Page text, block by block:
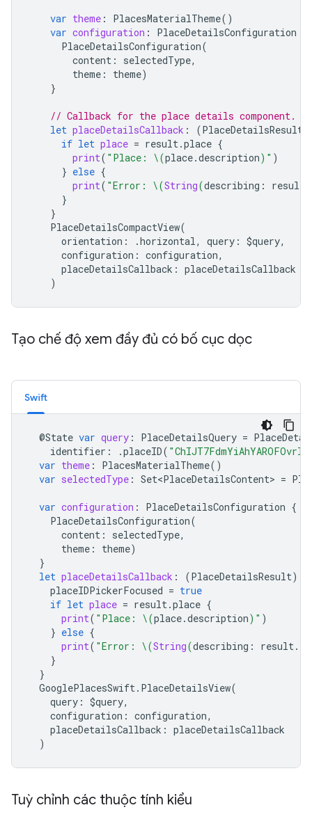
var theme : PlacesMaterialTheme()
var configuration : PlaceDetailsConfiguration
PlaceDetailsConfiguration(
content : selectedType,
theme : theme)
}
// Callback for the place details component.
let placeDetailsCallback : (PlaceDetailsResult
if let place = result.place {
print( "Place: \(place.description) " )
} else {
print( "Error: \(String(describing : result
}
}
PlaceDetailsCompactView(
orientation : .horizontal, query : $query,
configuration : configuration,
placeDetailsCallback : placeDetailsCallback
)
Tạo chế độ xem đầy đủ có bố cục dọc
Swift
@State var query : PlaceDetailsQuery =
identifier : .placeID(
var theme : PlacesMaterialTheme()
var selectedType : Set<PlaceDetailsContent> =
var configuration : PlaceDetailsConfiguration {
PlaceDetailsConfiguration(
content : selectedType,
theme : theme)
}
let placeDetailsCallback : (PlaceDetailsResult)
placeIDPickerFocused = true
if let place = result.place {
print( "Place: \(place.description) " )
} else {
print( "Error: \(String(describing : result.
}
}
GooglePlacesSwift. PlaceDetailsView(
query : $query,
configuration : configuration,
placeDetailsCallback : placeDetailsCallback
)
Tuỳ chỉnh các thuộc tính kiểu